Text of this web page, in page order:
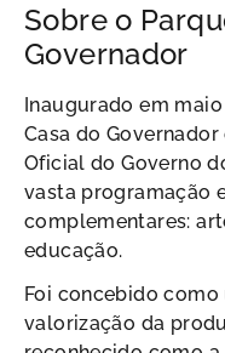
Sobre o
Governador
Inaugurado em
Casa do
Oficial do Governo
vasta programação
complementares:
educação.
Foi concebido
valorização da